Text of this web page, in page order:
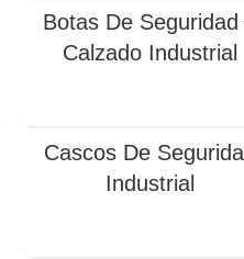
Botas De Seguridad
Calzado Industrial
Cascos De
Industrial